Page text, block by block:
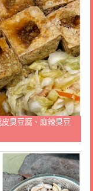
臭豆腐、麻辣臭豆